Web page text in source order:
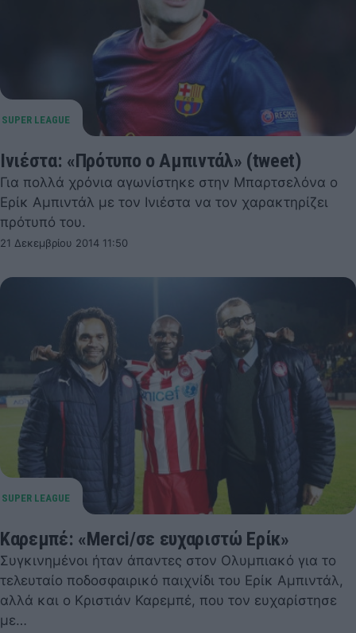
Ινιέστα: «Πρότυπο ο Αμπιντάλ» (tweet)
Για πολλά χρόνια αγωνίστηκε στην Μπαρτσελόνα ο
Ερίκ Αμπιντάλ με τον Ινιέστα να τον χαρακτηρίζει
πρότυπό του.
21 Δεκεμβρίου 2014 11:50
Καρεμπέ: «Merci/σε ευχαριστώ Ερίκ»
Συγκινημένοι ήταν άπαντες στον Ολυμπιακό για το
τελευταίο ποδοσφαιρικό παιχνίδι του Ερίκ Αμπιντάλ,
αλλά και ο Κριστιάν Καρεμπέ, που τον ευχαρίστησε
με…